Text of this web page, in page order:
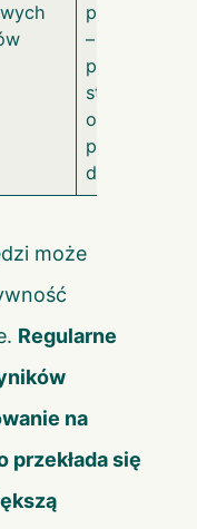
– obniżenie
poziomu
stresu oraz
ogólna
poprawa
dobrostanu
może
Regularne
na
przekłada się